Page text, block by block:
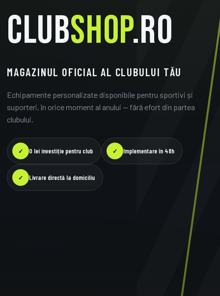
CLUBSHOP.RO
MAGAZINUL OFICIAL AL CLUBULUI TĂU
Echipamente personalizate disponibile pentru sportivi și
suporteri, în orice moment al anului — fără efort din partea
clubului.
✓ 0 lei investiție pentru club ✓ Implementare în 48h
✓ Livrare directă la domiciliu